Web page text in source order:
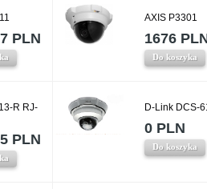
PLN
AXIS P3301
1676
Do koszyka
R RJ-
PLN
D-Link DCS-
0 PLN
Do koszyka